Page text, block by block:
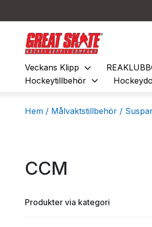
Veckans Klipp expand_more
Hockeytillbehör expand_more
Hem / Målvaktstillbehör /
CCM
Produkter via kategori